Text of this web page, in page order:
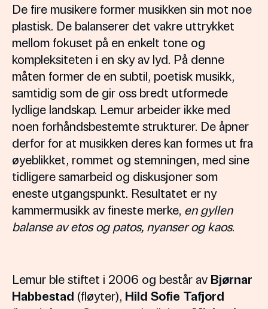
De fire musikere former musikken sin mot noe
plastisk. De balanserer det vakre uttrykket
mellom fokuset på en enkelt tone og
kompleksiteten i en sky av lyd. På denne
måten former de en subtil, poetisk musikk,
samtidig som de gir oss bredt utformede
lydlige landskap. Lemur arbeider ikke med
noen forhåndsbestemte strukturer. De åpner
derfor for at musikken deres kan formes ut fra
øyeblikket, rommet og stemningen, med sine
tidligere samarbeid og diskusjoner som
eneste utgangspunkt. Resultatet er ny
kammermusikk av fineste merke, en gyllen
balanse av etos og patos, nyanser og kaos.
Lemur ble stiftet i 2006 og består av Bjørnar
Habbestad (fløyter), Hild Sofie Tafjord